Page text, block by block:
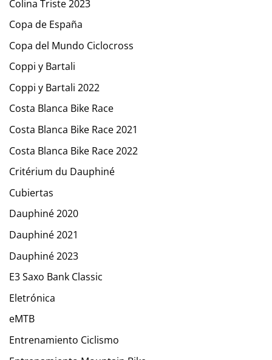
Colina Triste 2023
Copa de España
Copa del Mundo Ciclocross
Coppi y Bartali
Coppi y Bartali 2022
Costa Blanca Bike Race
Costa Blanca Bike Race 2021
Costa Blanca Bike Race 2022
Critérium du Dauphiné
Cubiertas
Dauphiné 2020
Dauphiné 2021
Dauphiné 2023
E3 Saxo Bank Classic
Eletrónica
eMTB
Entrenamiento Ciclismo